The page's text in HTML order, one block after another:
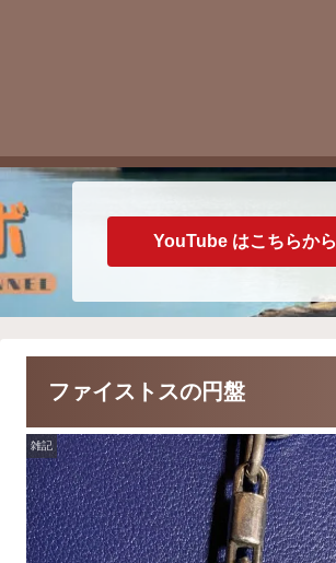
YouTube はこちらから
ファイストスの円盤
雑記